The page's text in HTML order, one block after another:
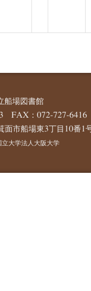
船場図書館
FAX：072-727-6416
市船場東3丁目10番1
大学法人大阪大学